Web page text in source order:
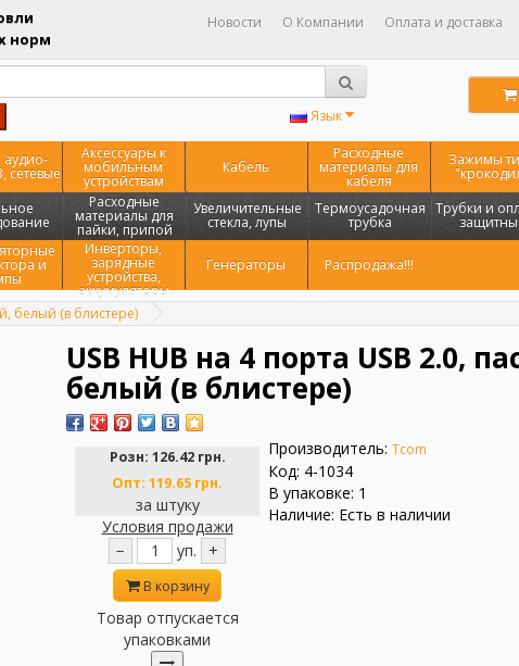
норм
Новости О Компании Оплата и доставка
Язык
сетевые
Аксессуары к
мобильным
устройствам
Кабель
Расходные
материалы для
кабеля
Зажимы
Расходные
материалы для
пайки, припой
Увеличительные
стекла, лупы
Термоусадочная
трубка
Трубки и
и
Инверторы,
зарядные
устройства,
аккумуляторы
Генераторы Распродажа!!!
белый (в блистере)
USB HUB на 4 порта USB 2.0,
белый (в блистере)
Розн: 126.42 грн.
Опт: 119.65 грн.
за штуку
Условия продажи
−
уп. +
В корзину
Товар отпускается
упаковками
Производитель: Tcom
Код: 4-1034
В упаковке: 1
Наличие: Есть в наличии